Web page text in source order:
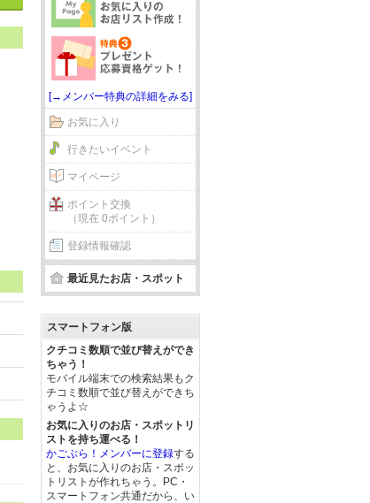
[→メンバー特典の詳細をみる]
お気に入り
行きたいイベント
マイページ
ポイント交換
（現在 0ポイント）
登録情報確認
最近見たお店・スポット
スマートフォン版
クチコミ数順で並び替えができ
ちゃう！
モバイル端末での検索結果もク
チコミ数順で並び替えができち
ゃうよ☆
お気に入りのお店・スポットリ
ストを持ち運べる！
かごぶら！メンバーに登録する
と、お気に入りのお店・スポッ
トリストが作れちゃう。PC・
スマートフォン共通だから、い